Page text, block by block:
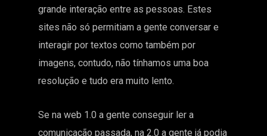
grande interação entre as pessoas. Estes
sites não só permitiam a gente conversar e
interagir por textos como também por
imagens, contudo, não tínhamos uma boa
resolução e tudo era muito lento.
Se na web 1.0 a gente conseguir ler a
comunicação passada, na 2.0 a gente já podia